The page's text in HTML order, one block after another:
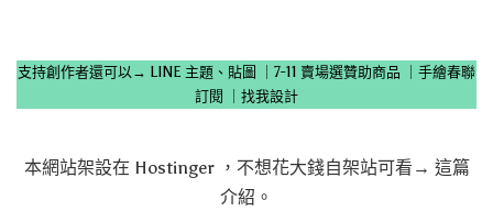
支持創作者還可以→ LINE 主題、貼圖 7-11 賣場選贊助商品
手繪春聯
訂閱
找我設計
本網站架設在 Hostinger，不想花大錢自架站可看→ 這篇
介紹 。